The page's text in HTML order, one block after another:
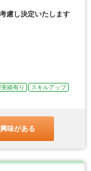
慮し決定いたします
績有り
スキルアップ
味がある